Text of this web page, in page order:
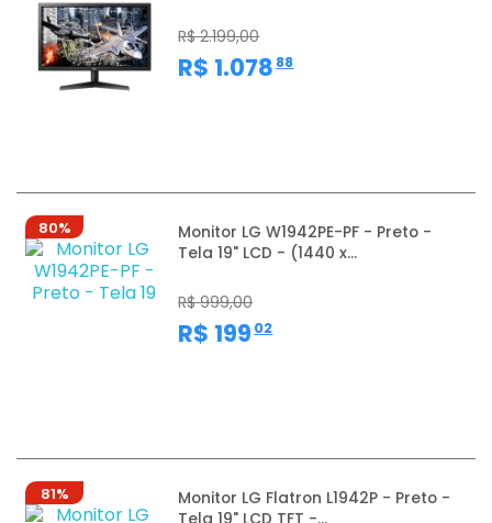
R$ 2.199,00
R$ 1.078 ,88
80%
Monitor LG W1942PE-PF - Preto -
Tela 19" LCD - (1440 x...
R$ 999,00
R$ 199 ,02
81%
Monitor LG Flatron L1942P - Preto -